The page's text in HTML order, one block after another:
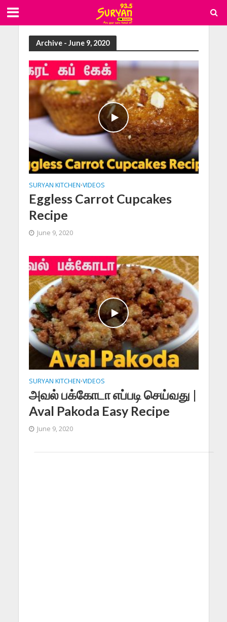
Archive - June 9, 2020
SURYAN KITCHEN•VIDEOS
Eggless Carrot Cupcakes
Recipe
June 9, 2020
SURYAN KITCHEN•VIDEOS
அவல் பக்கோடா எப்படி செய்வது |
Aval Pakoda Easy Recipe
June 9, 2020